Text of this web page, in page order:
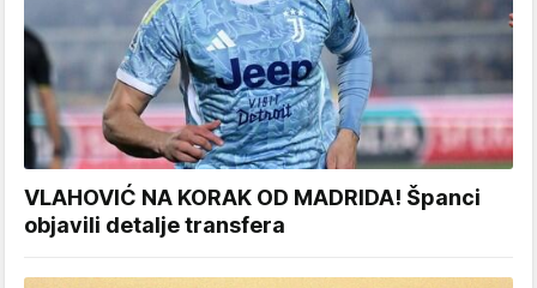
VLAHOVIĆ NA KORAK OD MADRIDA! Španci
objavili detalje transfera